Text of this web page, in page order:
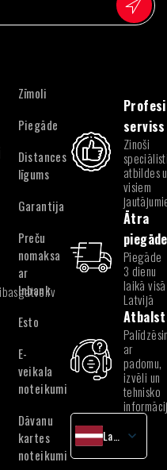
Zīmoli
Piegāde
Distances
līgums
Garantija
Preču
nomaksa
ar
Inbank
Esto
E-
veikala
noteikumi
Dāvanu
kartes
noteikumi
serviss
Zinoši
atbildes
visiem
Ātra
piegāde
Piegāde
3 dienu
laikā visā
Latvijā
ar
padomu,
izvēli un
tehnisko
English